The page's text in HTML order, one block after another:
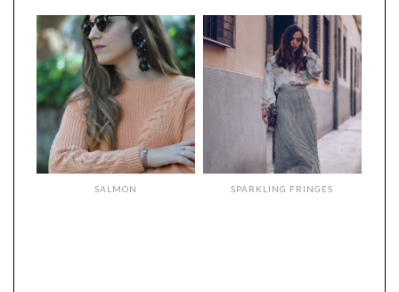
SALMON SPARKLING FRINGES